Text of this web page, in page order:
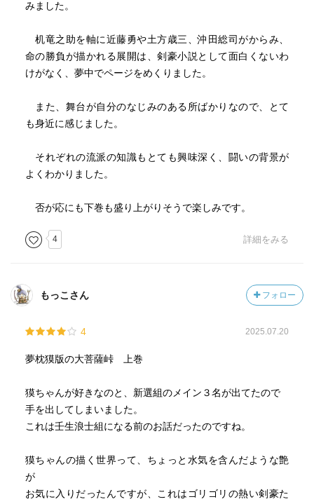
みました。
机竜之助を軸に近藤勇や土方歳三、沖田総司がからみ、
命の勝負が描かれる展開は、剣豪小説として面白くないわ
けがなく、夢中でページをめくりました。
また、舞台が自分のなじみのある所ばかりなので、とて
も身近に感じました。
それぞれの流派の知識もとても興味深く、闘いの背景が
よくわかりました。
否が応にも下巻も盛り上がりそうで楽しみです。
4 詳細をみる
もっこさん フォロー
4 2025.07.20
夢枕獏版の大菩薩峠 上巻
獏ちゃんが好きなのと、新選組のメイン３名が出てたので
手を出してしまいました。
これは壬生浪士組になる前のお話だったのですね。
獏ちゃんの描く世界って、ちょっと水気を含んだような艶
が
お気に入りだったんですが、これはゴリゴリの熱い剣豪た